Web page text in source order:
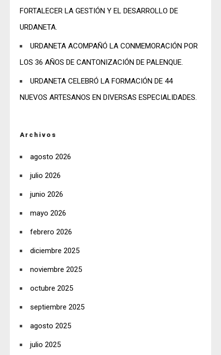
FORTALECER LA GESTIÓN Y EL DESARROLLO DE
URDANETA.
URDANETA ACOMPAÑÓ LA CONMEMORACIÓN POR
LOS 36 AÑOS DE CANTONIZACIÓN DE PALENQUE.
URDANETA CELEBRÓ LA FORMACIÓN DE 44
NUEVOS ARTESANOS EN DIVERSAS ESPECIALIDADES.
Archivos
agosto 2026
julio 2026
junio 2026
mayo 2026
febrero 2026
diciembre 2025
noviembre 2025
octubre 2025
septiembre 2025
agosto 2025
julio 2025